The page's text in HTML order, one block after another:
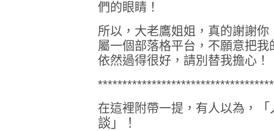
們的眼睛！
所以，大老鷹姐姐，真的謝謝
屬一個部落格平台，不願意把
依然過得很好，請別替我擔心！
在這裡附帶一提，有人以為，
談」！